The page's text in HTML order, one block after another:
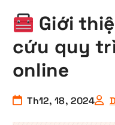
Giới
cứu quy
online
Th12, 18, 2024